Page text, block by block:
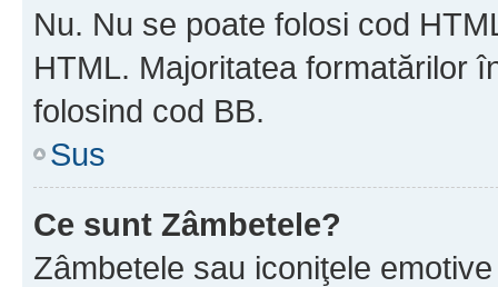
Nu. Nu se poate folosi cod
HTML. Majoritatea formatărilor
folosind cod BB.
Sus
Ce sunt Zâmbetele?
Zâmbetele sau iconiţele